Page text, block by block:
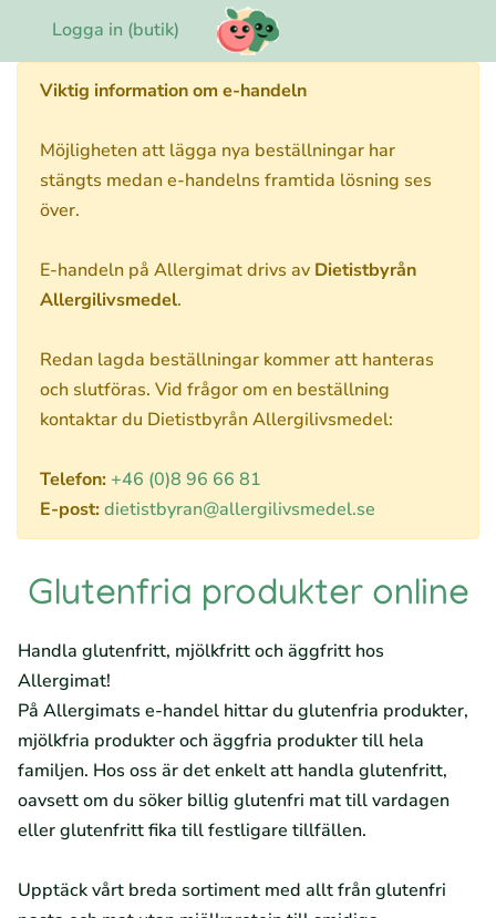
Logga in (butik)
Viktig information om e-handeln
Möjligheten att lägga nya beställningar har
stängts medan e-handelns framtida lösning ses
över.
E-handeln på Allergimat drivs av Dietistbyrån
Allergilivsmedel.
Redan lagda beställningar kommer att hanteras
och slutföras. Vid frågor om en beställning
kontaktar du Dietistbyrån Allergilivsmedel:
Telefon: +46 (0)8 96 66 81
E-post:dietistbyran@allergilivsmedel.se
Glutenfria produkter online
Handla glutenfritt, mjölkfritt och äggfritt hos
Allergimat!
På Allergimats e-handel hittar du glutenfria produkter,
mjölkfria produkter och äggfria produkter till hela
familjen. Hos oss är det enkelt att handla glutenfritt,
oavsett om du söker billig glutenfri mat till vardagen
eller glutenfritt fika till festligare tillfällen.
Upptäck vårt breda sortiment med allt från glutenfri